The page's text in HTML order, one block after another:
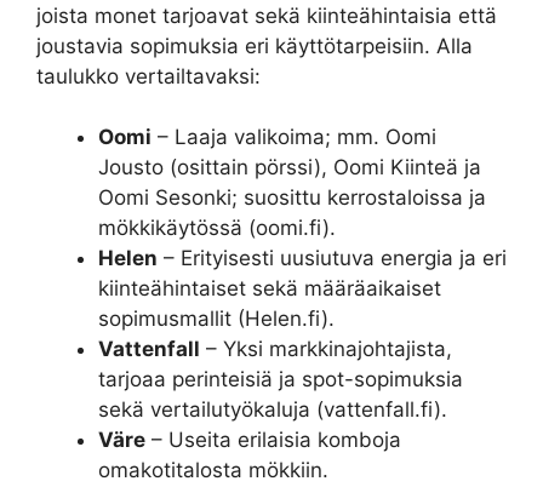
joista monet tarjoavat sekä kiinteähintaisia että
joustavia sopimuksia eri käyttötarpeisiin. Alla
taulukko vertailtavaksi:
Oomi – Laaja valikoima; mm. Oomi
Jousto (osittain pörssi), Oomi Kiinteä ja
Oomi Sesonki; suosittu kerrostaloissa ja
mökkikäytössä (oomi.fi).
Helen – Erityisesti uusiutuva energia ja eri
kiinteähintaiset sekä määräaikaiset
sopimusmallit (Helen.fi).
Vattenfall – Yksi markkinajohtajista,
tarjoaa perinteisiä ja spot-sopimuksia
sekä vertailutyökaluja (vattenfall.fi).
Väre – Useita erilaisia komboja
omakotitalosta mökkiin.